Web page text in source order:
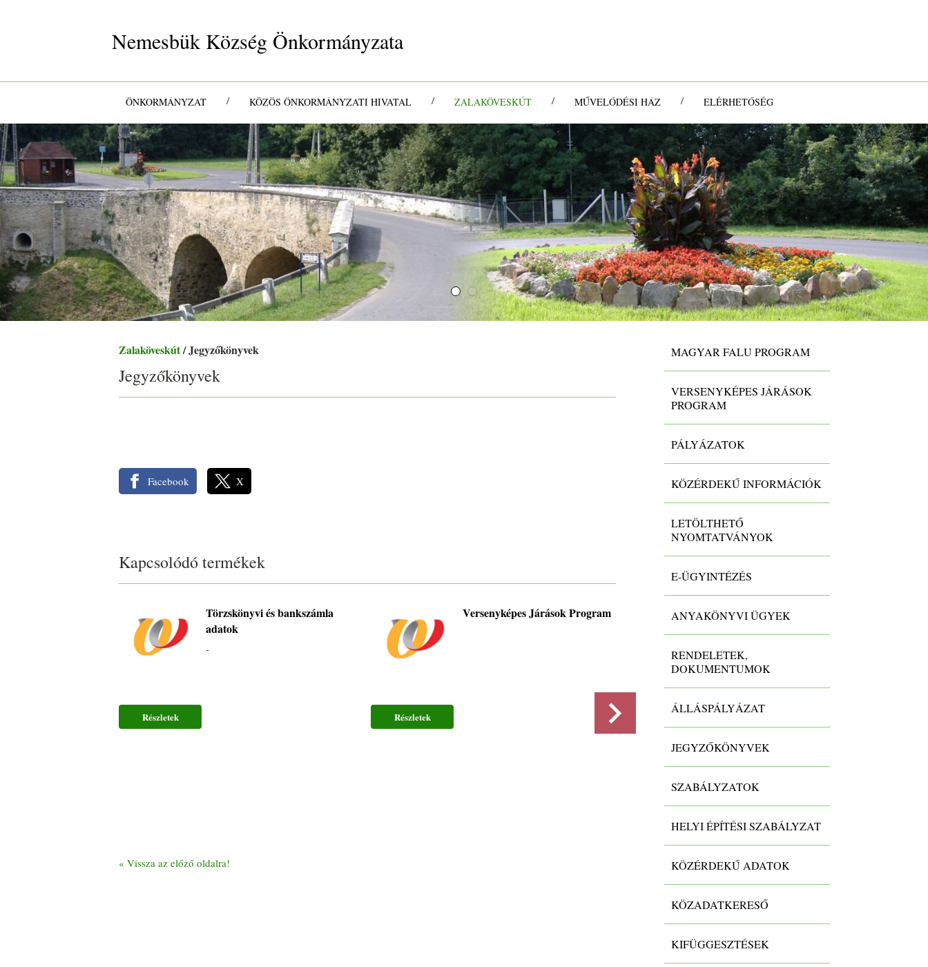
Nemesbük Község Önkormányzata
ÖNKORMÁNYZAT / KÖZÖS ÖNKORMÁNYZATI HIVATAL / ZALAKÖVESKÚT / MŰVELŐDÉSI HÁZ / ELÉRHETŐSÉG
Zalaköveskút/ Jegyzőkönyvek
Jegyzőkönyvek
Facebook X
Kapcsolódó termékek
Törzskönyvi és bankszámla
adatok
-
Részletek
Versenyképes Járások Program
Részletek
Költségvetések, zárszámadás
-
Részletek
« Vissza az előző oldalra!
MAGYAR FALU PROGRAM
VERSENYKÉPES JÁRÁSOK
PROGRAM
PÁLYÁZATOK
KÖZÉRDEKŰ INFORMÁCIÓK
LETÖLTHETŐ
NYOMTATVÁNYOK
E-ÜGYINTÉZÉS
ANYAKÖNYVI ÜGYEK
RENDELETEK,
DOKUMENTUMOK
ÁLLÁSPÁLYÁZAT
JEGYZŐKÖNYVEK
SZABÁLYZATOK
HELYI ÉPÍTÉSI SZABÁLYZAT
KÖZÉRDEKŰ ADATOK
KÖZADATKERESŐ
KIFÜGGESZTÉSEK